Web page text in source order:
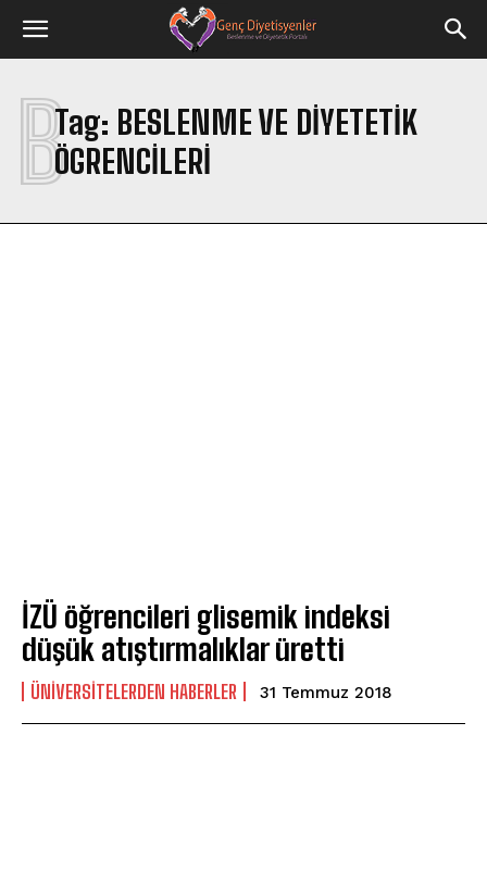
Tag: BESLENME VE DIYETETIK
ÖGRENCILERI
B
İZÜ öğrencileri glisemik indeksi
düşük atıştırmalıklar üretti
ÜNIVERSITELERDEN HABERLER 31 Temmuz 2018